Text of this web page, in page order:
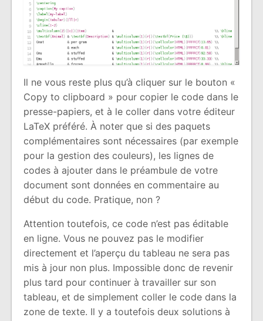
Il ne vous reste plus qu’à cliquer sur le bouton «
Copy to clipboard » pour copier le code dans le
presse-papiers, et à le coller dans votre éditeur
LaTeX préféré. À noter que si des paquets
complémentaires sont nécessaires (par exemple
pour la gestion des couleurs), les lignes de
codes à ajouter dans le préambule de votre
document sont données en commentaire au
début du code. Pratique, non ?
Attention toutefois, ce code n’est pas éditable
en ligne. Vous ne pouvez pas le modifier
directement et l’aperçu du tableau ne sera pas
mis à jour non plus. Impossible donc de revenir
plus tard pour continuer à travailler sur son
tableau, et de simplement coller le code dans la
zone de texte. Il y a toutefois deux solutions à